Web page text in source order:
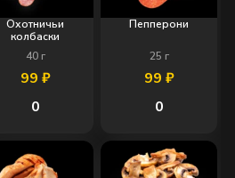
Охотничьи
колбаски
40г
99 ₽
0
Пепперони
25 г
99 ₽
0